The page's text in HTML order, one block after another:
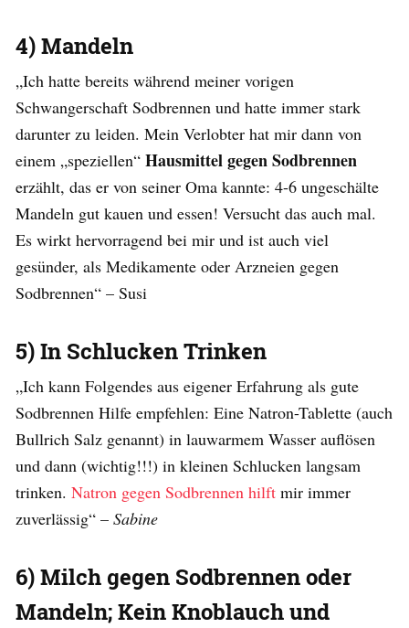
4) Mandeln
„Ich hatte bereits während meiner vorigen
Schwangerschaft Sodbrennen und hatte immer stark
darunter zu leiden. Mein Verlobter hat mir dann von
einem „speziellen“ Hausmittel gegen Sodbrennen
erzählt, das er von seiner Oma kannte: 4-6 ungeschälte
Mandeln gut kauen und essen! Versucht das auch mal.
Es wirkt hervorragend bei mir und ist auch viel
gesünder, als Medikamente oder Arzneien gegen
Sodbrennen“ – Susi
5) In Schlucken Trinken
„Ich kann Folgendes aus eigener Erfahrung als gute
Sodbrennen Hilfe empfehlen: Eine Natron-Tablette (auch
Bullrich Salz genannt) in lauwarmem Wasser auflösen
und dann (wichtig!!!) in kleinen Schlucken langsam
trinken. Natron gegen Sodbrennen hilft mir immer
zuverlässig“ – Sabine
6) Milch gegen Sodbrennen oder
Mandeln; Kein Knoblauch und